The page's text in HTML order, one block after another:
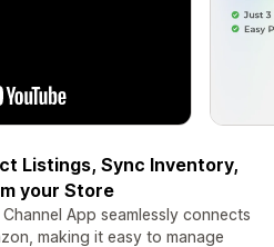
Listings, Sync Inventory,
your Store
App seamlessly connects
making it easy to manage